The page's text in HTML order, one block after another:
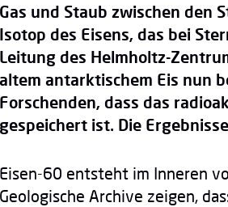
Gas und Staub zwischen den
Isotop des Eisens, das bei
Leitung des Helmholtz-
altem antarktischem Eis nun
Forschenden, dass das
gespeichert ist. Die
Eisen-60 entsteht im Inneren
Geologische Archive zeigen,